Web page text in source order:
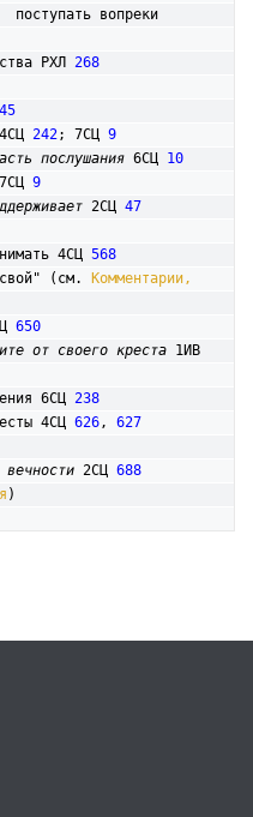
РХЛ
268
45
242; 7СЦ 9
послушания 6СЦ 10
9
2СЦ 47
4СЦ
568
свой" (см.
Комментарии,
650
от своего креста
6СЦ
238
4СЦ
626, 627
2СЦ 688